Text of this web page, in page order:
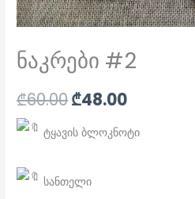
ნაკრები #2
₾60.00₾48.00
ტყავის ბლოკნოტი
სანთელი